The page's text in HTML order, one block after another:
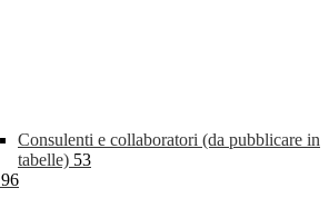
Consulenti e collaboratori (da pubblicare in
tabelle) 53
96